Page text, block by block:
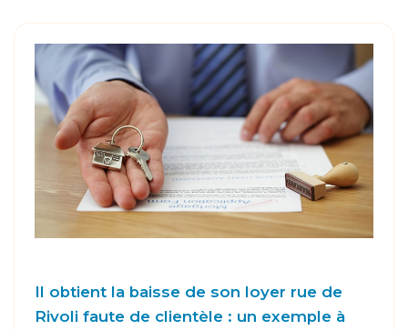
Il obtient la baisse de son loyer rue de
Rivoli faute de clientèle : un exemple à